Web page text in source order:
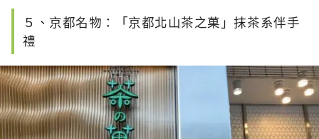
５、京都名物：「京都北山茶之菓」抹茶系伴手
禮